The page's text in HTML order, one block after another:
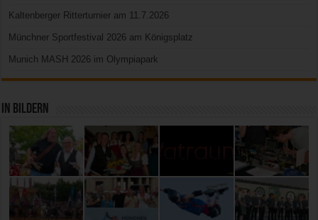
Kaltenberger Ritterturnier am 11.7.2026
Münchner Sportfestival 2026 am Königsplatz
Munich MASH 2026 im Olympiapark
In Bildern